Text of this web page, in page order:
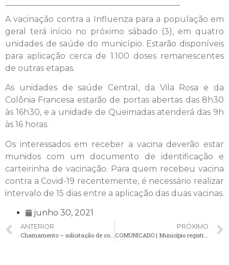
A vacinação contra a Influenza para a população em
geral terá início no próximo sábado (3), em quatro
unidades de saúde do município. Estarão disponíveis
para aplicação cerca de 1.100 doses remanescentes
de outras etapas.
As unidades de saúde Central, da Vila Rosa e da
Colônia Francesa estarão de portas abertas das 8h30
às 16h30, e a unidade de Queimadas atenderá das 9h
às 16 horas.
Os interessados em receber a vacina deverão estar
munidos com um documento de identificação e
carteirinha de vacinação. Para quem recebeu vacina
contra a Covid-19 recentemente, é necessário realizar
intervalo de 15 dias entre a aplicação das duas vacinas.
junho 30, 2021
ANTERIOR
Chamamento – solicitação de comparecimento de candidatos – 30/06
PRÓXIMO
COMUNICADO | Município registra 13 novos casos positivos de Covid-19